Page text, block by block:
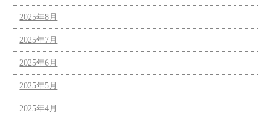
2025年8月
2025年7月
2025年6月
2025年5月
2025年4月